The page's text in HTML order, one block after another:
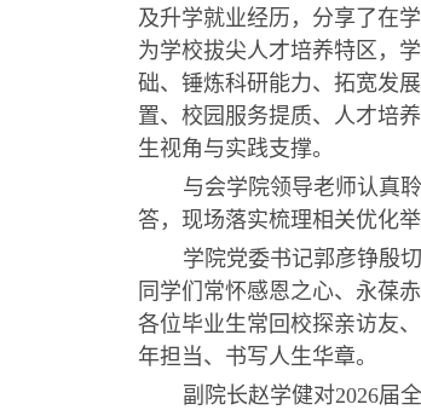
及升学就业经历，分享了在
为学校拔尖人才培养特区，
础、锤炼科研能力、拓宽发
置、校园服务提质、人才培
生视角与实践支撑。
与会学院领导老师认真
答，现场落实梳理相关优化举
学院党委书记郭彦铮殷
同学们常怀感恩之心、永葆
各位毕业生常回校探亲访友
年担当、书写人生华章。
副院长赵学健对2026届